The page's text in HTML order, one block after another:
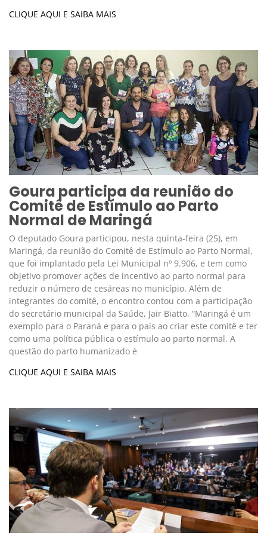
CLIQUE AQUI E SAIBA MAIS
Goura participa da reunião do
Comitê de Estímulo ao Parto
Normal de Maringá
O deputado Goura participou, nesta quinta-feira (25), em
Maringá, da reunião do Comitê de Estímulo ao Parto Normal,
que foi implantado pela Lei Municipal nº 9.906, e tem como
objetivo promover ações de incentivo ao parto normal para
reduzir o número de cesáreas no município. Além de
integrantes do comitê, o encontro contou com a participação
do secretário municipal da Saúde, Jair Biatto. “Maringá é um
exemplo para o Paraná e para o país ao criar este comitê e ter
como uma política pública o estímulo ao parto normal. A
questão do parto humanizado é
CLIQUE AQUI E SAIBA MAIS